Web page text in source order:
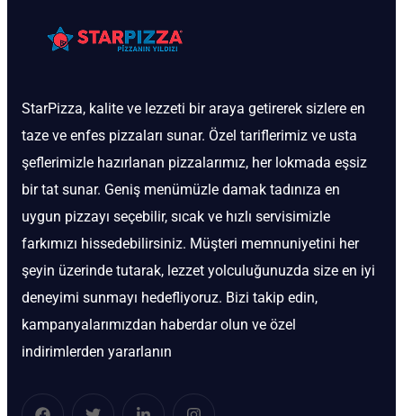
StarPizza, kalite ve lezzeti bir araya getirerek sizlere en
taze ve enfes pizzaları sunar. Özel tariflerimiz ve usta
şeflerimizle hazırlanan pizzalarımız, her lokmada eşsiz
bir tat sunar. Geniş menümüzle damak tadınıza en
uygun pizzayı seçebilir, sıcak ve hızlı servisimizle
farkımızı hissedebilirsiniz. Müşteri memnuniyetini her
şeyin üzerinde tutarak, lezzet yolculuğunuzda size en iyi
deneyimi sunmayı hedefliyoruz. Bizi takip edin,
kampanyalarımızdan haberdar olun ve özel
indirimlerden yararlanın